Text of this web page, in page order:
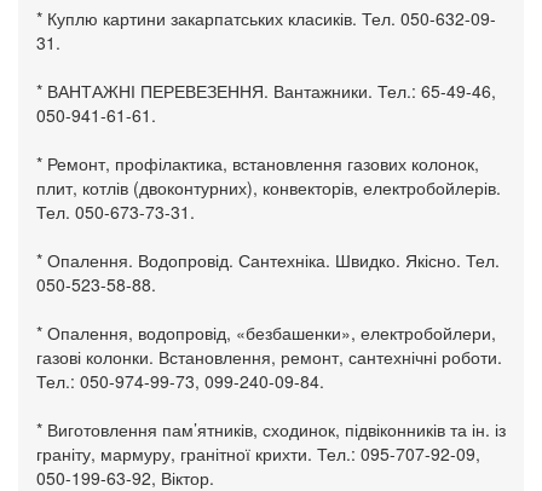
* Куплю картини закарпатських класиків. Тел. 050-632-09-
31.
* ВАНТАЖНІ ПЕРЕВЕЗЕННЯ. Вантажники. Тел.: 65-49-46,
050-941-61-61.
* Ремонт, профілактика, встановлення газових колонок,
плит, котлів (двоконтурних), конвекторів, електробойлерів.
Тел. 050-673-73-31.
* Опалення. Водопровід. Сантехніка. Швидко. Якісно. Тел.
050-523-58-88.
* Опалення, водопровід, «безбашенки», електробойлери,
газові колонки. Встановлення, ремонт, сантехнічні роботи.
Тел.: 050-974-99-73, 099-240-09-84.
* Виготовлення пам’ятників, сходинок, підвіконників та ін. із
граніту, мармуру, гранітної крихти. Тел.: 095-707-92-09,
050-199-63-92, Віктор.